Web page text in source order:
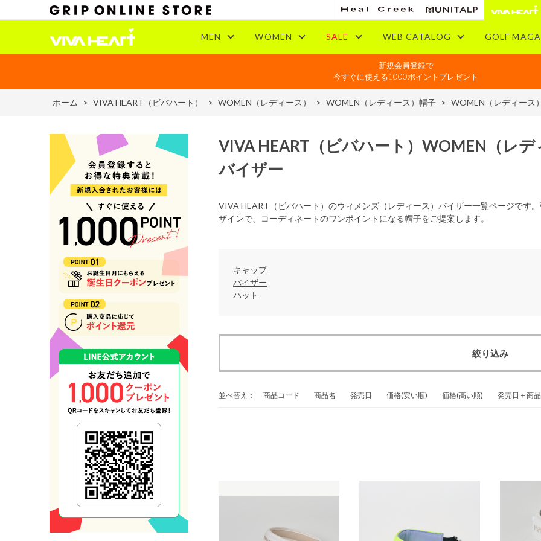
MEN WOMEN SALE WEB CATALOG GOLF
新規会員登録で
今すぐに使える1000ポイントプレゼント
ホーム > VIVA HEART（ビバハート） > WOMEN（レディース） > WOMEN（レディース）帽子 > WOMEN（レディース
バイザー
VIVA HEART （ビバハート） WOMEN （レ
VIVA HEART（ビバハート）のウィメンズ（レディース）バイザー一覧ページです
ザインで、コーディネートのワンポイントになる帽子をご提案します。
キャップ
バイザー
ハット
絞り込み
並べ替え： 商品コード 商品名 発売日 価格(安い順) 価格(高い順) 発売日＋商